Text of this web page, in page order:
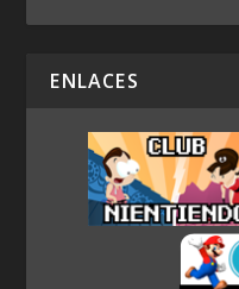
ENLACES